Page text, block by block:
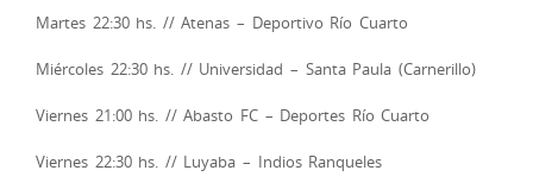
Martes 22:30 hs. // Atenas – Deportivo Río Cuarto
Miércoles 22:30 hs. // Universidad – Santa Paula (Carnerillo)
Viernes 21:00 hs. // Abasto FC – Deportes Río Cuarto
Viernes 22:30 hs. // Luyaba – Indios Ranqueles